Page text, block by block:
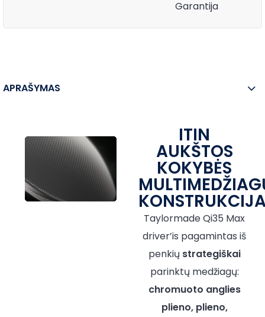
Garantija
APRAŠYMAS
ITIN
AUKŠTOS
KOKYBĖS
Taylormade Qi35 Max
driver’is pagamintas iš
penkių strategiškai
parinktų medžiagų:
chromuoto anglies
plieno, plieno,